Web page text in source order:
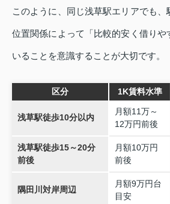
このように、同じ浅草駅エリアでも
位置関係によって「比較的安く借りや
いることを意識することが大切です。
区分 1K賃料水準
浅草駅徒歩10分以内
月額11万～
12万円前後
浅草駅徒歩15～20分
前後
月額10万円
前後
隅田川対岸周辺
月額9万円台
目安